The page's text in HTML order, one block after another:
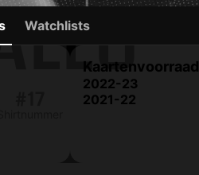
Watchlists
Kaartenvoorraad
2022-23
2021-22